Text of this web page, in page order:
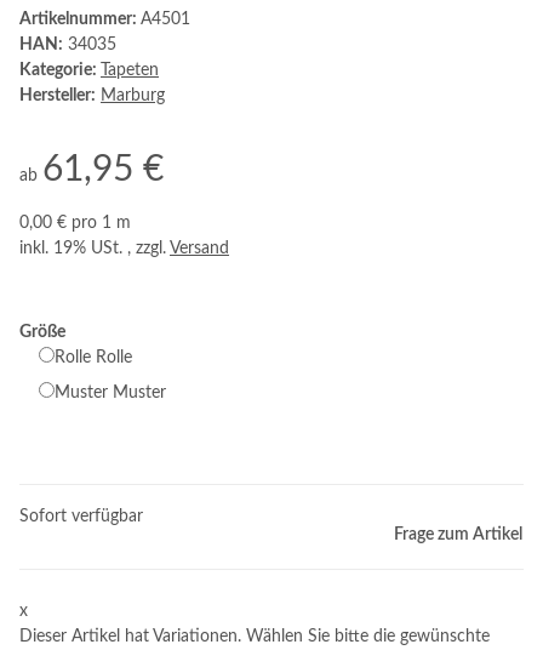
Artikelnummer: A4501
HAN: 34035
Kategorie:
Tapeten
Hersteller: Marburg
ab 61,95 €
0,00 € pro 1 m
inkl. 19% USt. , zzgl. Versand
Größe
Rolle Rolle
Muster Muster
Sofort verfügbar
Frage zum Artikel
x
Dieser Artikel hat Variationen. Wählen Sie bitte die gewünschte